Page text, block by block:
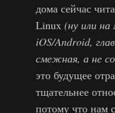
дома сейчас
Linux (ну или
iOS/Android,
смежная, а не
это будущее
тщательнее
потому что нам